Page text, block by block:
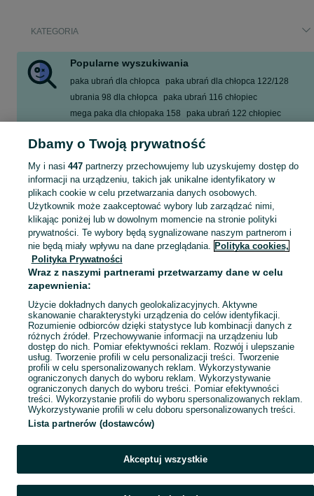
KATEGORIA
Popularne wyszukiwania
paka ubrań dla chłopca
paka ubrań dla chłopca 122/128
ubrania 98 dla chłopca
paka ubrań 116 chłopiec
mega paka dla chłopaka 158
paka ubrań 122 chłopiec
Zobacz Więcej
ubranko do chrztu dla chłopca ubranka na roczek dla chłopca
Mapa kategorii
Mapa miejscowości
Mapa ministron
Popularne wyszukiwania
Dbamy o Twoją prywatność
My i nasi 447partnerzy przechowujemy lub uzyskujemy dostęp do
informacji na urządzeniu, takich jak unikalne identyfikatory w
plikach cookie w celu przetwarzania danych osobowych.
Użytkownik może zaakceptować wybory lub zarządzać nimi,
klikając poniżej lub w dowolnym momencie na stronie polityki
prywatności. Te wybory będą sygnalizowane naszym partnerom i
nie będą miały wpływu na dane przeglądania. Polityka cookies,
Polityka Prywatności
Wraz z naszymi partnerami przetwarzamy dane w celu
zapewnienia:
Użycie dokładnych danych geolokalizacyjnych. Aktywne
skanowanie charakterystyki urządzenia do celów identyfikacji.
Rozumienie odbiorców dzięki statystyce lub kombinacji danych z
różnych źródeł. Przechowywanie informacji na urządzeniu lub
dostęp do nich. Pomiar efektywności reklam. Rozwój i ulepszanie
usług. Tworzenie profili w celu personalizacji treści. Tworzenie
profili w celu spersonalizowanych reklam. Wykorzystywanie
ograniczonych danych do wyboru reklam. Wykorzystywanie
ograniczonych danych do wyboru treści. Pomiar efektywności
treści. Wykorzystanie profili do wyboru spersonalizowanych reklam.
Wykorzystywanie profili w celu doboru spersonalizowanych treści.
Lista partnerów (dostawców)
Akceptuj wszystkie